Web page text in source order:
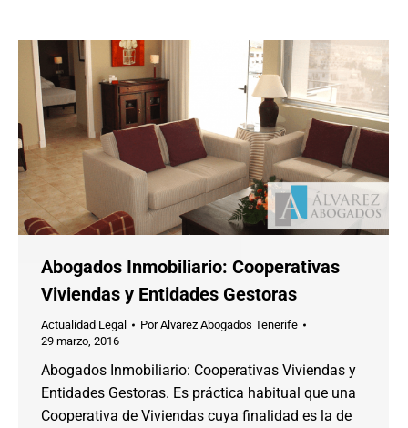
Abogados Inmobiliario: Cooperativas
Viviendas y Entidades Gestoras
Actualidad Legal PorAlvarez Abogados Tenerife
29 marzo, 2016
Abogados Inmobiliario: Cooperativas Viviendas y
Entidades Gestoras. Es práctica habitual que una
Cooperativa de Viviendas cuya finalidad es la de